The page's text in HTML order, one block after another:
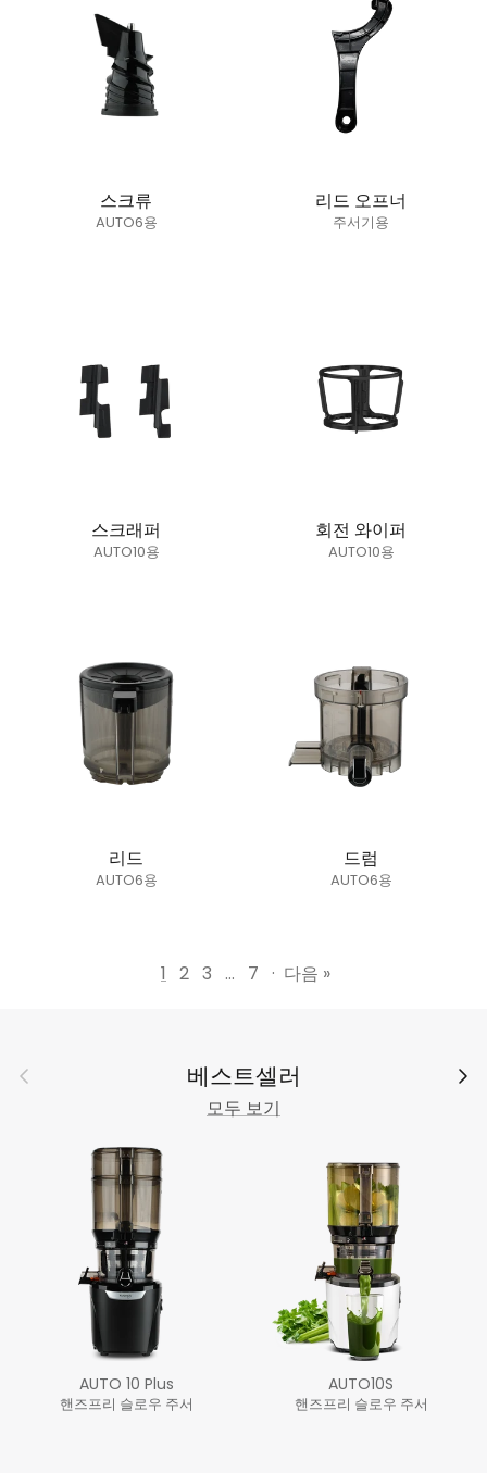
스크류
AUTO6용
리드 오프너
주서기용
스크래퍼
AUTO10용
회전 와이퍼
AUTO10용
리드
AUTO6용
드럼
AUTO6용
1 2 3 … 7 · 다음 »
이전의 베스트셀러 다음
모두 보기
AUTO 10 Plus
핸즈프리 슬로우 주서
AUTO10S
핸즈프리 슬로우 주서